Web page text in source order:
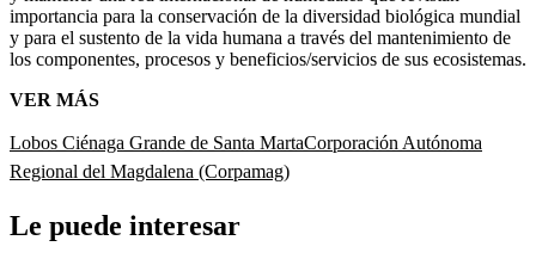
importancia para la conservación de la diversidad biológica mundial
y para el sustento de la vida humana a través del mantenimiento de
los componentes, procesos y beneficios/servicios de sus ecosistemas.
VER MÁS
Lobos Ciénaga Grande de Santa MartaCorporación Autónoma
Regional del Magdalena (Corpamag)
Le puede interesar